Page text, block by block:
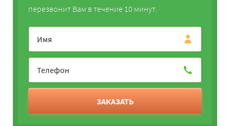
перезвонит Вам в течение 10 минут.
ЗАКАЗАТЬ